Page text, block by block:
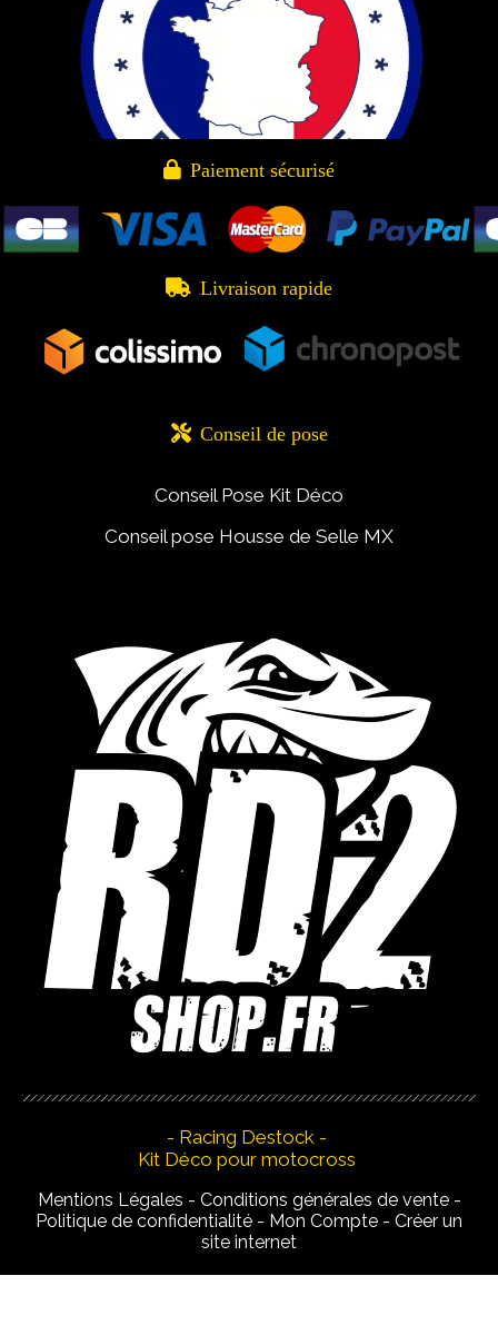
 Paiement sécurisé
 Livraison rapide
 Conseil de pose
Conseil Pose Kit Déco
Conseil pose Housse de Selle MX
- Racing Destock -
Kit Déco pour motocross
Mentions Légales
Conditions générales de vente
Politique de confidentialité
Mon Compte
Créer un
site internet